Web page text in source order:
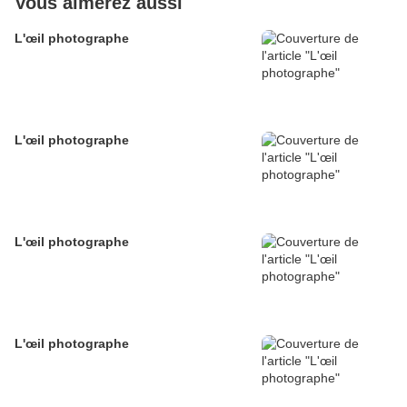
L'œil photographe
L'œil photographe
L'œil photographe
L'œil photographe